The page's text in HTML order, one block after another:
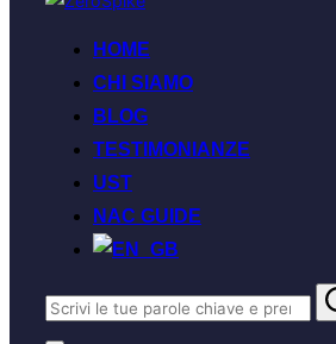
HOME
CHI SIAMO
BLOG
TESTIMONIANZE
UST
NAC GUIDE